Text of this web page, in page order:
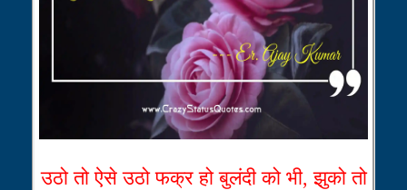
उठो तो ऐसे उठो फक्र हो बुलंदी को भी, झुको तो